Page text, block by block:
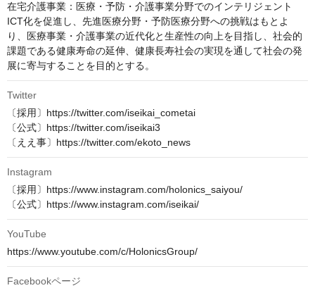
在宅介護事業：医療・予防・介護事業分野でのインテリジェント
ICT化を促進し、先進医療分野・予防医療分野への挑戦はもとよ
り、医療事業・介護事業の近代化と生産性の向上を目指し、社会的
課題である健康寿命の延伸、健康長寿社会の実現を通して社会の発
展に寄与することを目的とする。
Twitter
〔採用〕https://twitter.com/iseikai_cometai
〔公式〕https://twitter.com/iseikai3
〔ええ事〕https://twitter.com/ekoto_news
Instagram
〔採用〕https://www.instagram.com/holonics_saiyou/
〔公式〕https://www.instagram.com/iseikai/
YouTube
https://www.youtube.com/c/HolonicsGroup/
Facebookページ